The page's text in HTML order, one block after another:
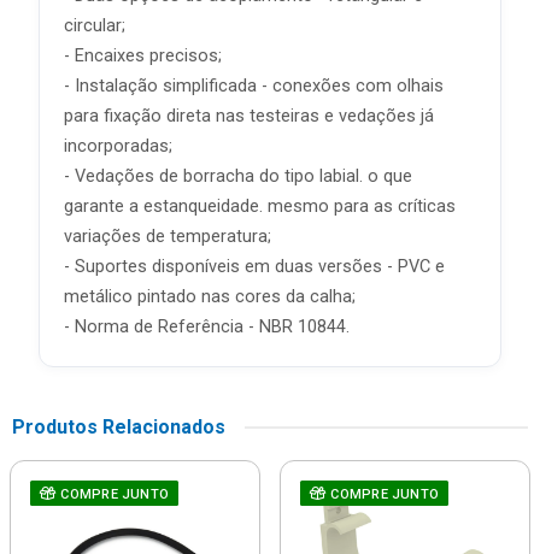
circular;
- Encaixes precisos;
- Instalação simplificada - conexões com olhais
para fixação direta nas testeiras e vedações já
incorporadas;
- Vedações de borracha do tipo labial. o que
garante a estanqueidade. mesmo para as críticas
variações de temperatura;
- Suportes disponíveis em duas versões - PVC e
metálico pintado nas cores da calha;
- Norma de Referência - NBR 10844.
Produtos Relacionados
COMPRE JUNTO COMPRE JUNTO